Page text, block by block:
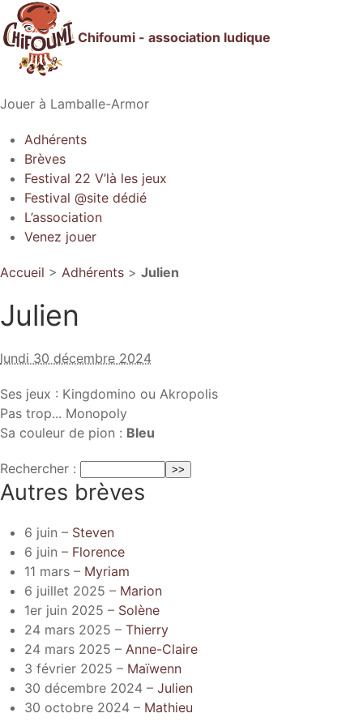
Chifoumi - association ludique
Jouer à Lamballe-Armor
Adhérents
Brèves
Festival 22 V’là les jeux
Festival @site dédié
L’association
Venez jouer
Accueil > Adhérents > Julien
Julien
lundi 30 décembre 2024
Ses jeux : Kingdomino ou Akropolis
Pas trop... Monopoly
Sa couleur de pion : Bleu
Rechercher :
Autres brèves
6 juin – Steven
6 juin – Florence
11 mars – Myriam
6 juillet 2025 – Marion
1er juin 2025 – Solène
24 mars 2025 – Thierry
24 mars 2025 – Anne-Claire
3 février 2025 – Maïwenn
30 décembre 2024 – Julien
30 octobre 2024 – Mathieu